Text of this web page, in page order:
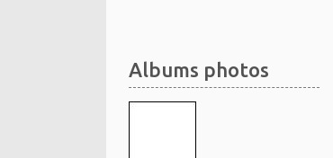
Albums photos